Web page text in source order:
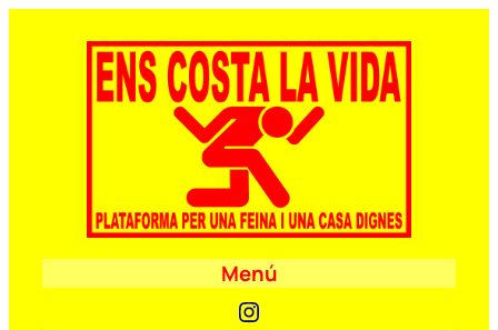
Menú
Instagram